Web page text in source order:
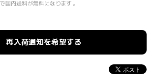
国内送料が無料になります。
再入荷通知を希望する